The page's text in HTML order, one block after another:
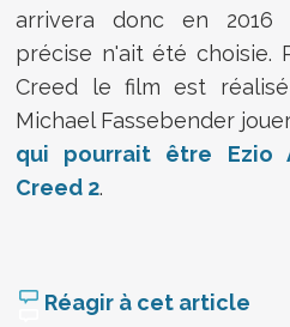
arrivera donc en 2016
précise n'ait été choisie.
Creed le film est
Michael Fassebender
qui pourrait être Ezio
Creed 2.
Réagir à cet article